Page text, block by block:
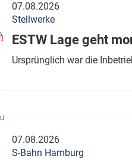
Thema des Monats
Dossier: Generalsanierung
Dossier: ETCS
07.08.2026
Stellwerke
ESTW Lage geht
Ursprünglich war die
07.08.2026
S-Bahn Hamburg